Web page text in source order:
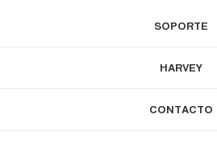
SOPORTE
HARVEY
CONTACTO